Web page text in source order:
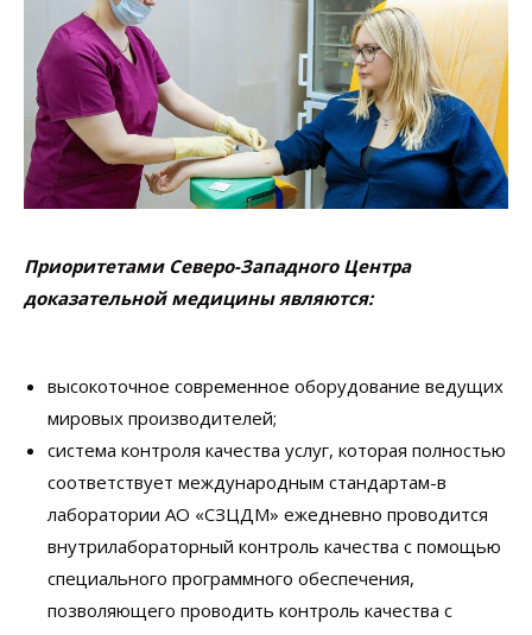
Приоритетами Северо-Западного Центра
доказательной медицины являются:
высокоточное современное оборудование ведущих
мировых производителей;
система контроля качества услуг, которая полностью
соответствует международным стандартам-в
лаборатории АО «СЗЦДМ» ежедневно проводится
внутрилабораторный контроль качества с помощью
специального программного обеспечения,
позволяющего проводить контроль качества с